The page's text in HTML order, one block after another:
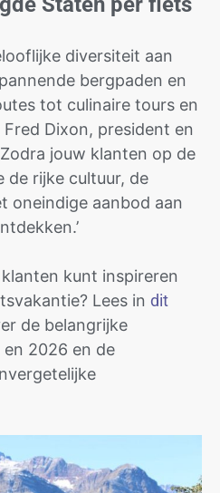
diversiteit aan
bergpaden en
tot culinaire tours en
Fred Dixon, president en
jouw klanten op de
de rijke cultuur, de
oneindige aanbod aan
kunt inspireren
Lees in dit
de belangrijke
2026 en de